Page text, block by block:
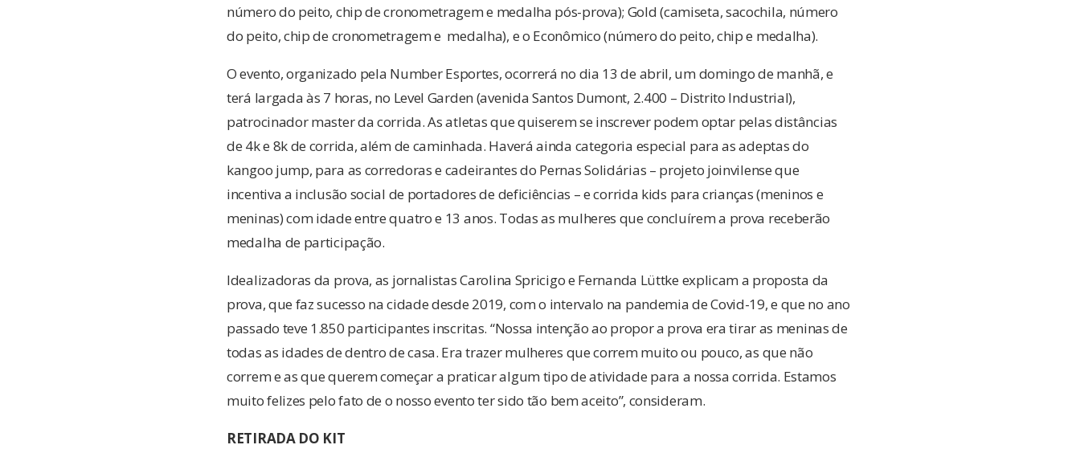
número do peito, chip de cronometragem e medalha pós-prova); Gold (camiseta, sacochila, número
do peito, chip de cronometragem e medalha), e o Econômico (número do peito, chip e medalha).
O evento, organizado pela Number Esportes, ocorrerá no dia 13 de abril, um domingo de manhã, e
terá largada às 7 horas, no Level Garden (avenida Santos Dumont, 2.400 – Distrito Industrial),
patrocinador master da corrida. As atletas que quiserem se inscrever podem optar pelas distâncias
de 4k e 8k de corrida, além de caminhada. Haverá ainda categoria especial para as adeptas do
kangoo jump, para as corredoras e cadeirantes do Pernas Solidárias – projeto joinvilense que
incentiva a inclusão social de portadores de deficiências – e corrida kids para crianças (meninos e
meninas) com idade entre quatro e 13 anos. Todas as mulheres que concluírem a prova receberão
medalha de participação.
Idealizadoras da prova, as jornalistas Carolina Spricigo e Fernanda Lüttke explicam a proposta da
prova, que faz sucesso na cidade desde 2019, com o intervalo na pandemia de Covid-19, e que no ano
passado teve 1.850 participantes inscritas. “Nossa intenção ao propor a prova era tirar as meninas de
todas as idades de dentro de casa. Era trazer mulheres que correm muito ou pouco, as que não
correm e as que querem começar a praticar algum tipo de atividade para a nossa corrida. Estamos
muito felizes pelo fato de o nosso evento ter sido tão bem aceito”, consideram.
RETIRADA DO KIT